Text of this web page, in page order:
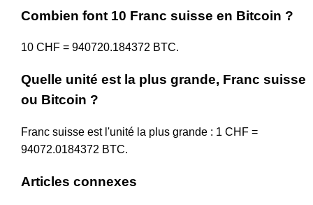
Combien font 10 Franc suisse en Bitcoin ?
10 CHF = 940720.184372 BTC.
Quelle unité est la plus grande, Franc suisse
ou Bitcoin ?
Franc suisse est l'unité la plus grande : 1 CHF =
94072.0184372 BTC.
Articles connexes